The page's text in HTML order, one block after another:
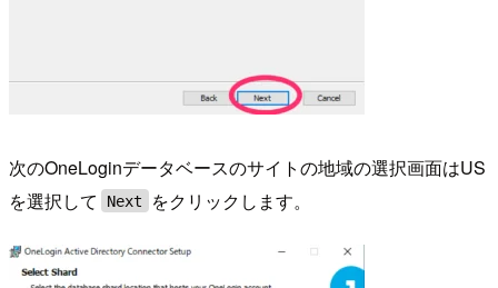
次のOneLoginデータベースのサイトの地域の選択画面はUS
を選択して
Next をクリックします。